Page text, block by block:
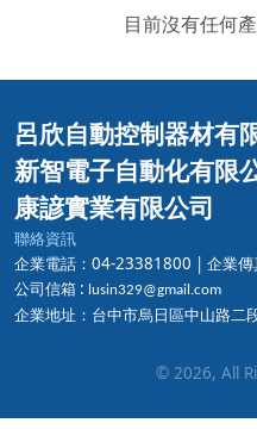
目前沒有任何
呂欣自動控制器材有
新智電子自動化有限
康諺實業有限公司
聯絡資訊
企業電話：04-23381800 | 企業
公司信箱 : lusin329@gmail.com
企業地址：台中市烏日區中山路二
© 2026, All